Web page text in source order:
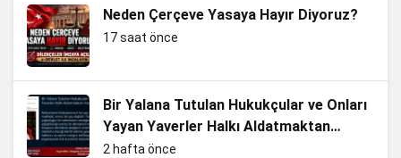
Neden Çerçeve Yasaya Hayır Diyoruz?
17 saat önce
Bir Yalana Tutulan Hukukçular ve Onları
Yayan Yaverler Halkı Aldatmaktan
Vazgeçin
2 hafta önce